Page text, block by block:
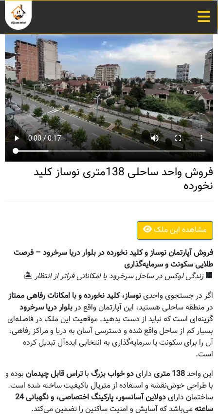
فروش واحد ساحلی 138متری نوساز کلید
نخورده
مشاهده این ملک
فروش آپارتمان نوساز و کلید نخورده در بلوار دریا سرخرود – فرصت
طلایی سکونت و سرمایه‌گذاری
🏢زندگی لوکس در ساحل سرخرود با امکاناتی فراتر از انتظار🏝️
اگر در جستجوی واحدینوساز، کلید نخورده و با امکانات رفاهی ممتاز
در منطقه ساحلی هستید، این آپارتمان واقع دربلوار دریا سرخرود
گزینه‌ای است که نباید از دست بدهید. موقعیت این ملک در فاصله‌ای
بسیار کم از ساحل واقع شده و دسترسی آسان به دریا و مراکز رفاهی،
آن را برای سکونت یا سرمایه‌گذاری به انتخابی ایده‌آل تبدیل کرده
است.
این واحد138 متری دارایدو خواب بزرگ باتراس قابل چیدمان بوده و
با طراحی خوش‌نقشه و استفاده از متریال باکیفیت ساخته شده است.
ساختمان دارای
دولاین آسانسور، پارکینگ اختصاصی، و نگهبانی 24
ساعتهمی‌باشد که آسایش و امنیت ساکنین را تضمین می‌کند.